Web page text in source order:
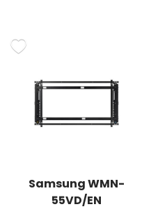
Samsung WMN-
55VD/EN